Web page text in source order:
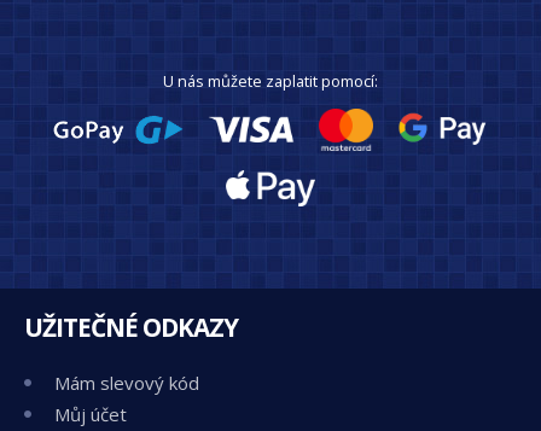
U nás můžete zaplatit pomocí:
UŽITEČNÉ ODKAZY
Mám slevový kód
Můj účet